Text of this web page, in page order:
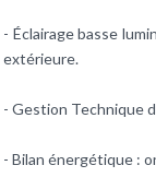
- Éclairage basse
extérieure.
- Gestion Technique
- Bilan énergétique :